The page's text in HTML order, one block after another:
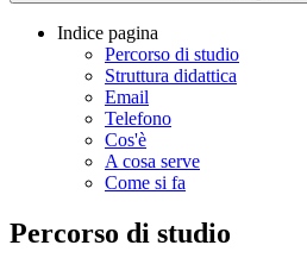
Indice pagina
Percorso di studio
Struttura didattica
Email
Telefono
Cos'è
A cosa serve
Come si fa
Percorso di studio